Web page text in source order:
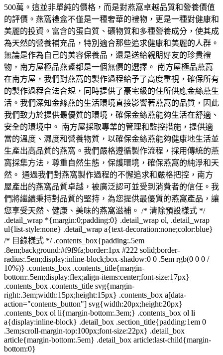
500萬。這並非單純的價格，而是對燕窩卓越品質和營養價值
的評價。燕窩禮盒不僅是一種奢華的禮物，更是一種對健康和
美麗的投資。富含的蛋白質、礦物質和多種營養成分，使其成
為天然的營養補充品，特別適合那些追求健康和美麗的人群。
無論是作為自己的美容保養品，還是送給親朋好友的珍貴禮
物，南方屋極品燕盞都是一個無價的選擇。 南方屋極品燕窩
在南方屋，我們對燕窩的製作過程給予了高度重視，確保所有
的製作過程合法合規，同時提供了豪宅級的住所供應金絲燕生
活。我們深知金絲燕的生活環境直接影響著燕窩的品質，因此
我們致力於提供最優質的環境，確保金絲燕能夠生活在舒適、
安全的環境中。 南方屋採取專業的管理和監控措施，提供適
當的溫度、濕度和營養物質，以確保金絲燕能夠健康地生活並
生產出高品質的燕窩。我們嚴格遵循製作流程，採用傳統的燕
窩採集方法，尊重自然生態，保護環境，確保燕窩的純淨和天
然。 通過我們對燕窩製作過程的不懈追求和嚴格把控，南方
屋產出的燕窩品質卓越，被廣泛認可並受到消費者的信任。我
們將繼續秉持對品質的堅持，為您提供最優質的燕窩產品，讓
您享受天然、健康、美味的燕窩滋補。 /* 清除預設樣式 */
.detail_wrap *{margin:0;padding:0} .detail_wrap ol, .detail_wrap
ul{list-style:none} .detail_wrap a{text-decoration:none;color:blue}
/* 目錄樣式 */ .contents_box{padding:.5em
.8em;background:#f9f9fa;border:1px #222 solid;border-
radius:.5em;display:inline-block;box-shadow:0 0 .5em rgb(0 0 0 /
10%)} .contents_box .contents_title{margin-
bottom:.5em;display:flex;align-items:center;font-size:17px}
.contents_box .contents_title svg{margin-
right:.3em;width:15px;height:15px} .contents_box a[data-
action="contents_button"] svg{width:20px;height:20px}
.contents_box ol li{margin-bottom:.3em;} .contents_box ol li
a{display:inline-block} .detail_box .section_title{padding:1em 0
.3em;scroll-margin-top:100px;font-size:22px} .detail_box
article{margin-bottom:.5em} .detail_box article:last-child{margin-
bottom:0}